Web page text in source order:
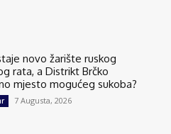
novo žarište ruskog
rata, a Distrikt Brčko
mjesto mogućeg sukoba?
7 Augusta, 2026